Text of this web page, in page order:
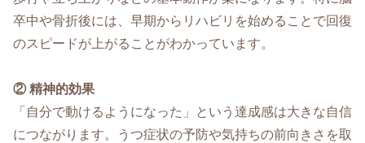
卒中や骨折後には、早期からリハビリを始めることで回復
のスピードが上がることがわかっています。
② 精神的効果
「自分で動けるようになった」という達成感は大きな自信
につながります。うつ症状の予防や気持ちの前向きさを取